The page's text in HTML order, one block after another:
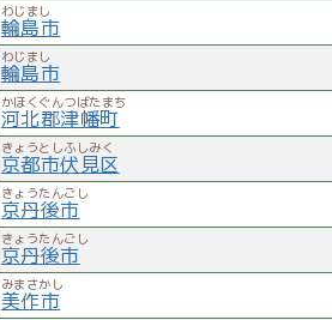
わじまし
輪島市
わじまし
輪島市
かほくぐんつばたまち
河北郡津幡町
きょうとしふしみく
京都市伏見区
きょうたんごし
京丹後市
きょうたんごし
京丹後市
みまさかし
美作市